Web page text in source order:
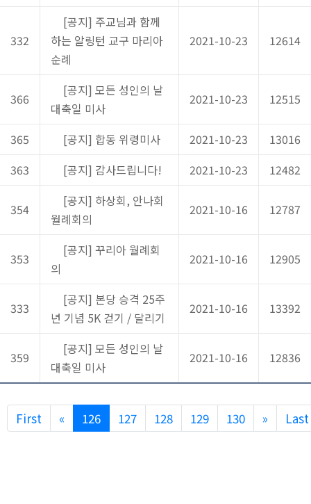
332
[공지] 주교님과 함께
하는 알링턴 교구 마리아
순례
2021-10-23 12614
366
[공지] 모든 성인의 날
대축일 미사
2021-10-23 12515
365 [공지] 합동 위령미사 2021-10-23
13016
363
[공지] 감사드립니다! 2021-10-23 12482
354
[공지] 하상회, 안나회
월례회의
2021-10-16 12787
353
[공지] 꾸리아 월례회
의
2021-10-16 12905
333
[공지] 본당 승격 25주
년 기념 5K 걷기 / 달리기
2021-10-16 13392
359
[공지] 모든 성인의 날
대축일 미사
2021-10-16 12836
First « Previous
126 127 128 129 130 » NextLast